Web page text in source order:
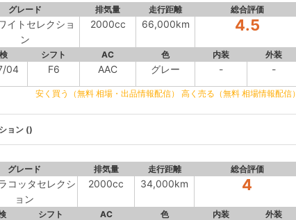
グレード 排気量 走行距離 総合評価
イトセレクショ
ン
2000cc 66,000km 4.5
シフト AC 色 内装 外装
04 F6 AAC グレー - -
安く買う（無料 相場・出品情報配信） 高く売る（無料 相場情報配信）
ョン ()
グレード 排気量 走行距離 総合評価
コッタセレクシ
ョン
2000cc 34,000km 4
シフト AC 色 内装 外装